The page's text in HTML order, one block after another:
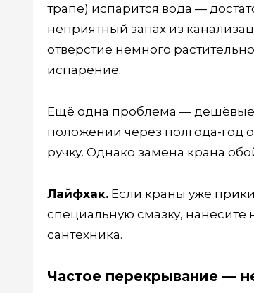
трапе) испарится вода —
неприятный запах из
отверстие немного
испарение.
Ещё одна проблема — дешёвые
положении через полгода-год
ручку. Однако замена крана
Лайфхак. Если краны уже
специальную смазку, нанесите
сантехника.
Частое перекрывание —